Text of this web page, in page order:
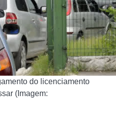
do licenciamento
(Imagem: